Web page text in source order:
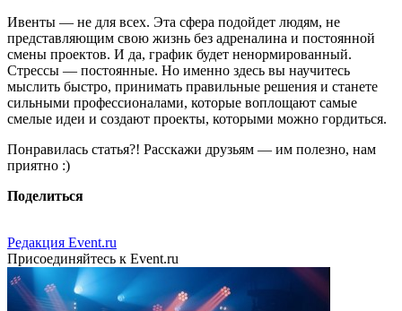
Ивенты — не для всех. Эта сфера подойдет людям, не
представляющим свою жизнь без адреналина и постоянной
смены проектов. И да, график будет ненормированный.
Стрессы — постоянные. Но именно здесь вы научитесь
мыслить быстро, принимать правильные решения и станете
сильными профессионалами, которые воплощают самые
смелые идеи и создают проекты, которыми можно гордиться.
Понравилась статья?! Расскажи друзьям — им полезно, нам
приятно :)
Поделиться
Редакция Event.ru
Присоединяйтесь к Event.ru